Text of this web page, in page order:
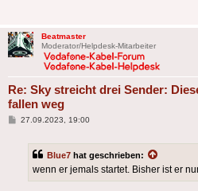
Beatmaster
Moderator/Helpdesk-Mitarbeiter
Re: Sky streicht drei Sender:
fallen weg
Beitrag
27.09.2023, 19:00
Blue7 hat geschrieben:
wenn er jemals startet. Bisher ist er